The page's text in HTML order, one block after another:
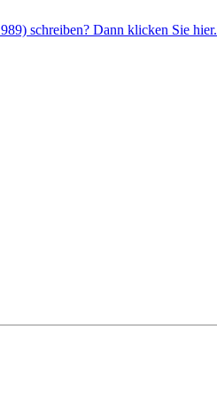
schreiben? Dann klicken Sie hier.